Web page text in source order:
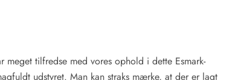
tilfredse med vores ophold i dette Esmark-
udstyret. Man kan straks mærke, at der er lagt